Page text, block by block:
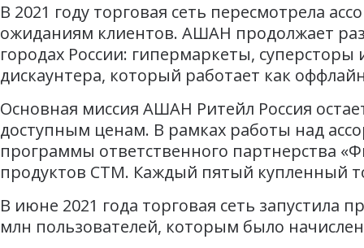
В 2021 году торговая сеть пересмотрела
ожиданиям клиентов. АШАН продолжает
городах России: гипермаркеты,
дискаунтера, который работает как
Основная миссия АШАН Ритейл Россия
доступным ценам. В рамках работы над
программы ответственного партнерства
продуктов СТМ. Каждый пятый купленный
В июне 2021 года торговая сеть запустила
млн пользователей, которым было